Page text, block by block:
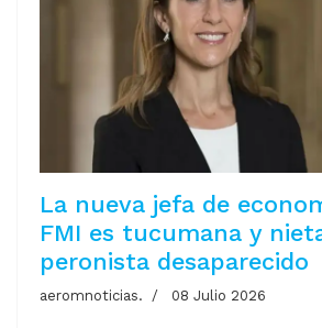
La nueva jefa de
FMI es tucumana y
peronista desaparecido
aeromnoticias. 08 Julio 2026